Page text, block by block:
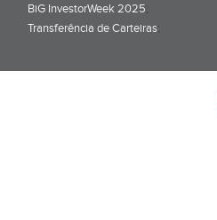
BiG InvestorWeek 2025;
Transferência de Carteiras;